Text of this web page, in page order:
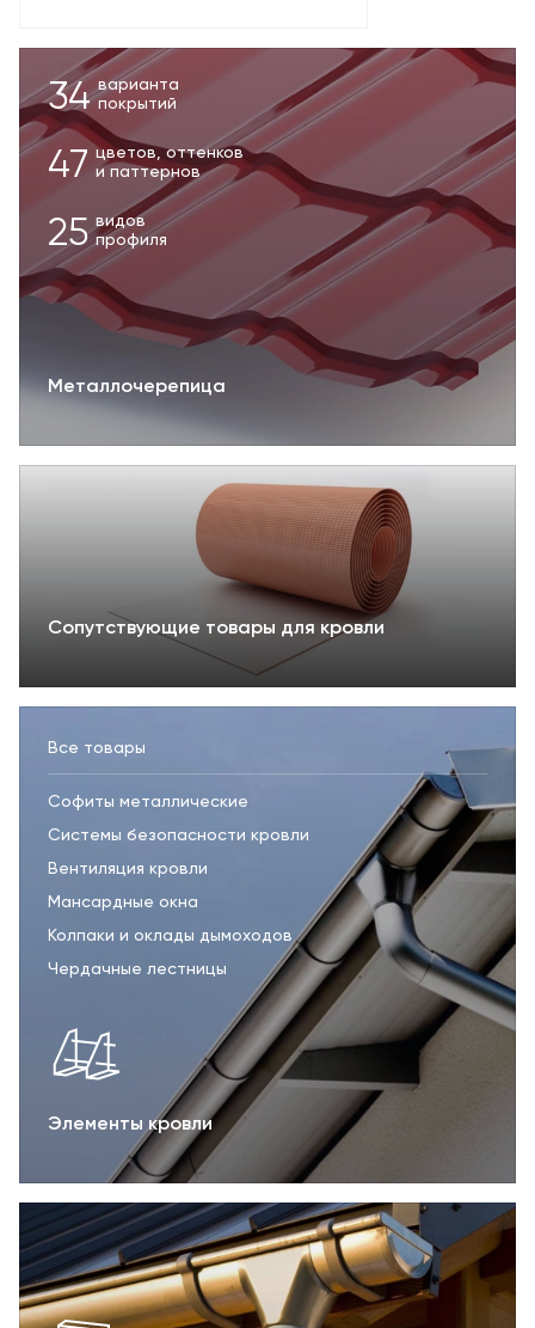
34 варианта
покрытий
47 цветов, оттенков
и паттернов
25 видов
профиля
Металлочерепица
Сопутствующие товары для кровли
Все товары
Софиты металлические
Системы безопасности кровли
Вентиляция кровли
Мансардные окна
Колпаки и оклады дымоходов
Чердачные лестницы
Элементы кровли